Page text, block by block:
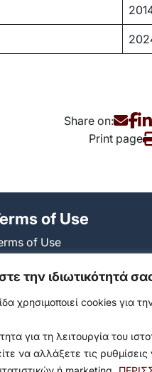
την ιδιωτικότητά
χρησιμοποιεί cookies για
για τη λειτουργία του
να αλλάξετε τις
Share on:
Print page
of Use
of Use
on the use of cookies
statement
Settings